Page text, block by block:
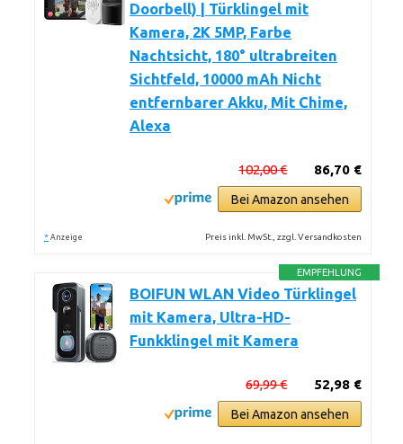
Doorbell) | Türklingel mit
Kamera, 2K 5MP, Farbe
Nachtsicht, 180° ultrabreiten
Sichtfeld, 10000 mAh Nicht
entfernbarer Akku, Mit Chime,
Alexa
86,70 €
102,00 €
Bei Amazon ansehen
* Anzeige Preis inkl. MwSt., zzgl. Versandkosten
EMPFEHLUNG
BOIFUN WLAN Video Türklingel
mit Kamera, Ultra-HD-
Funkklingel mit Kamera
52,98 €
69,99 €
Bei Amazon ansehen